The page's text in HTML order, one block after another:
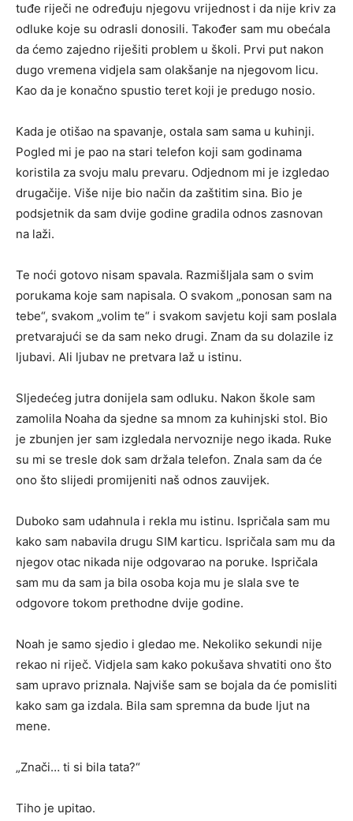
tuđe riječi ne određuju njegovu vrijednost i da nije kriv za
odluke koje su odrasli donosili. Također sam mu obećala
da ćemo zajedno riješiti problem u školi. Prvi put nakon
dugo vremena vidjela sam olakšanje na njegovom licu.
Kao da je konačno spustio teret koji je predugo nosio.
Kada je otišao na spavanje, ostala sam sama u kuhinji.
Pogled mi je pao na stari telefon koji sam godinama
koristila za svoju malu prevaru. Odjednom mi je izgledao
drugačije. Više nije bio način da zaštitim sina. Bio je
podsjetnik da sam dvije godine gradila odnos zasnovan
na laži.
Te noći gotovo nisam spavala. Razmišljala sam o svim
porukama koje sam napisala. O svakom „ponosan sam na
tebe“, svakom „volim te“ i svakom savjetu koji sam poslala
pretvarajući se da sam neko drugi. Znam da su dolazile iz
ljubavi. Ali ljubav ne pretvara laž u istinu.
Sljedećeg jutra donijela sam odluku. Nakon škole sam
zamolila Noaha da sjedne sa mnom za kuhinjski stol. Bio
je zbunjen jer sam izgledala nervoznije nego ikada. Ruke
su mi se tresle dok sam držala telefon. Znala sam da će
ono što slijedi promijeniti naš odnos zauvijek.
Duboko sam udahnula i rekla mu istinu. Ispričala sam mu
kako sam nabavila drugu SIM karticu. Ispričala sam mu da
njegov otac nikada nije odgovarao na poruke. Ispričala
sam mu da sam ja bila osoba koja mu je slala sve te
odgovore tokom prethodne dvije godine.
Noah je samo sjedio i gledao me. Nekoliko sekundi nije
rekao ni riječ. Vidjela sam kako pokušava shvatiti ono što
sam upravo priznala. Najviše sam se bojala da će pomisliti
kako sam ga izdala. Bila sam spremna da bude ljut na
mene.
„Znači… ti si bila tata?“
Tiho je upitao.